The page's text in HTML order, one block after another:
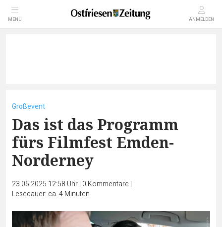
MENÜ ANMELDEN
Großevent
Das ist das Programm
fürs Filmfest Emden-
Norderney
23.05.2025 12:58 Uhr| 0 Kommentare |
Lesedauer: ca. 4 Minuten